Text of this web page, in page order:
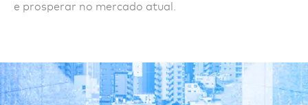
e prosperar no mercado atual.